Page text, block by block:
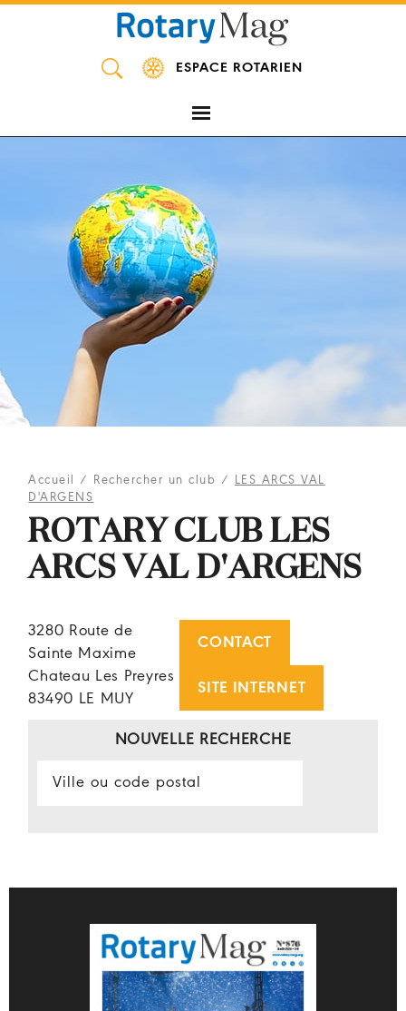
ESPACE ROTARIEN
Accueil / Rechercher un club / LES ARCS VAL
D'ARGENS
ROTARY CLUB LES
ARCS VAL D'ARGENS
3280 Route de
Sainte Maxime
Chateau Les Preyres
83490 LE MUY
CONTACT
SITE INTERNET
NOUVELLE RECHERCHE
Panneau de gestion des cookies